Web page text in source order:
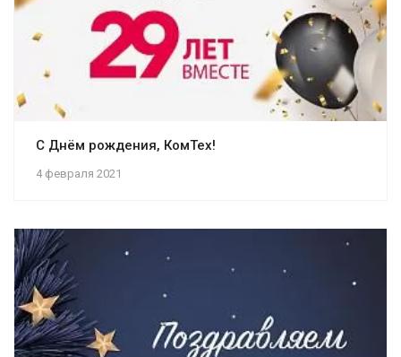
4 февраля 2021
С Днём рождения, КомТех!